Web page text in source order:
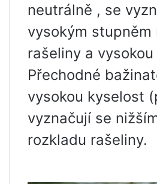
neutrálně , se
vysokým stupněm
rašeliny a
Přechodné
vysokou kyselost
vyznačují se
rozkladu rašeliny.